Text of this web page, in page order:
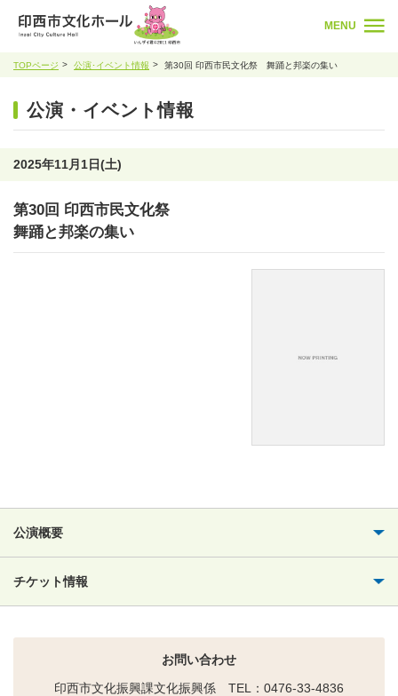
MENU
TOPページ 公演･イベント情報 第30回 印西市民文化祭 舞踊と邦楽の集い
公演・イベント情報
2025年11月1日(土)
第30回 印西市民文化祭
舞踊と邦楽の集い
公演概要
チケット情報
お問い合わせ
印西市文化振興課文化振興係 TEL：0476-33-4836